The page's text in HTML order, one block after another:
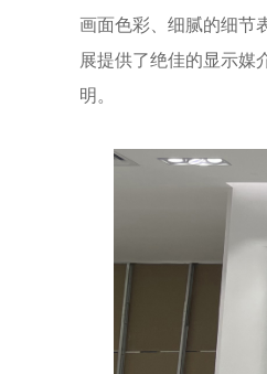
画面色彩、细腻的细节
展提供了绝佳的显示媒
明。